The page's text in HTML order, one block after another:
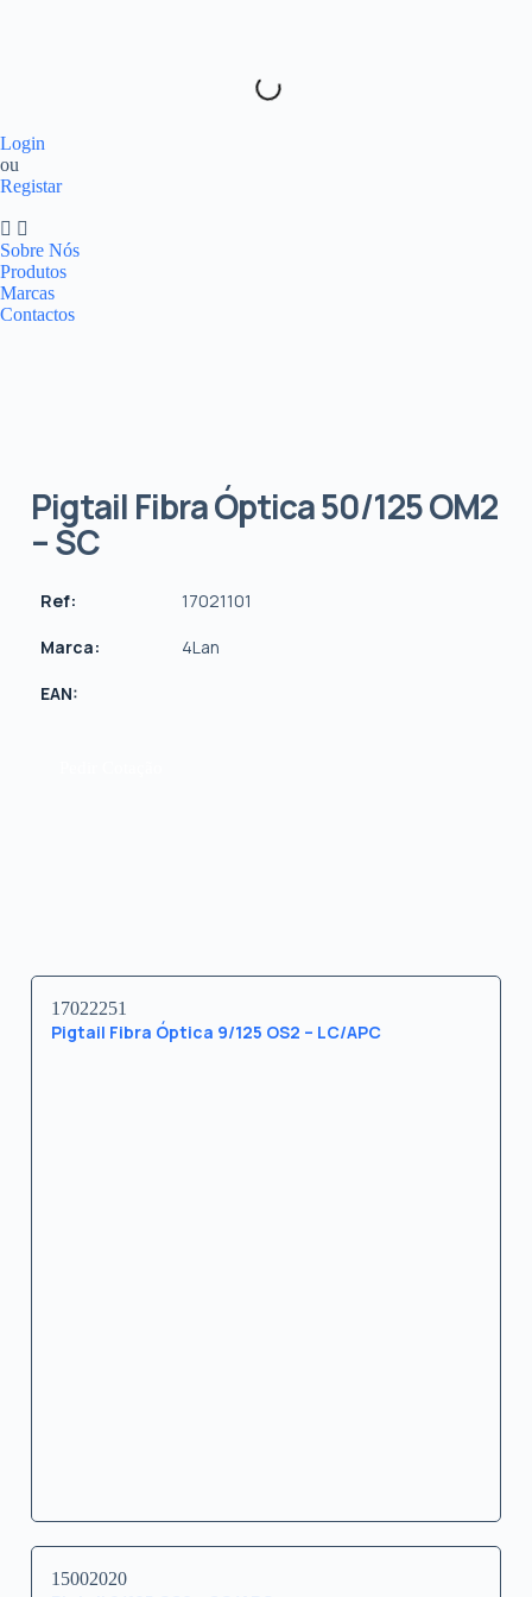
Login
ou
Registar
Sobre Nós
Produtos
Marcas
Contactos
Pigtail Fibra Óptica 50/125 OM2
– SC
Ref: 17021101
Marca: 4Lan
EAN:
17022251
Pigtail Fibra Óptica 9/125 OS2 – LC/APC
15002020